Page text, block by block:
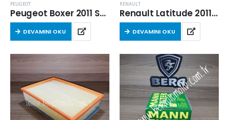
PEUGEOT
Peugeot Boxer 2011 Sonrası 2.2 Dizel Yağ Filtresi
DEVAMINI OKU
RENAULT
Renault Latitude 2011 Sonrası Karbonlu Kabin Filtresi
DEVAMINI OKU